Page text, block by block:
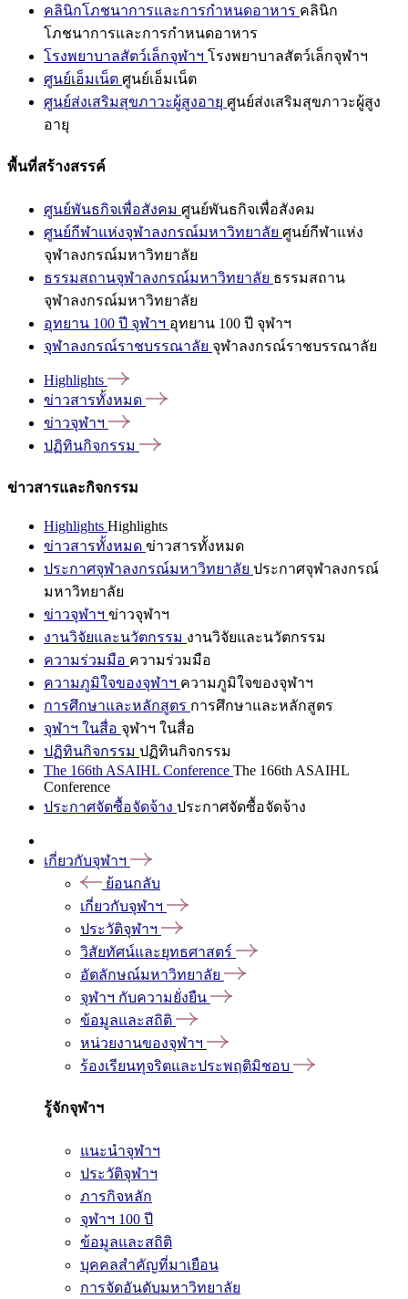
คลินิกโภชนาการและการกำหนดอาหาร คลินิก
โภชนาการและการกำหนดอาหาร
โรงพยาบาลสัตว์เล็กจุฬาฯ โรงพยาบาลสัตว์เล็กจุฬาฯ
ศูนย์เอ็มเน็ต ศูนย์เอ็มเน็ต
ศูนย์ส่งเสริมสุขภาวะผู้สูงอายุ ศูนย์ส่งเสริมสุขภาวะผู้สูง
อายุ
พื้นที่สร้างสรรค์
ศูนย์พันธกิจเพื่อสังคม ศูนย์พันธกิจเพื่อสังคม
ศูนย์กีฬาแห่งจุฬาลงกรณ์มหาวิทยาลัย ศูนย์กีฬาแห่ง
จุฬาลงกรณ์มหาวิทยาลัย
ธรรมสถานจุฬาลงกรณ์มหาวิทยาลัย ธรรมสถาน
จุฬาลงกรณ์มหาวิทยาลัย
อุทยาน 100 ปี จุฬาฯ อุทยาน 100 ปี จุฬาฯ
จุฬาลงกรณ์ราชบรรณาลัย จุฬาลงกรณ์ราชบรรณาลัย
Highlights
ข่าวสารทั้งหมด
ข่าวจุฬาฯ
ปฏิทินกิจกรรม
ข่าวสารและกิจกรรม
Highlights Highlights
ข่าวสารทั้งหมด ข่าวสารทั้งหมด
ประกาศจุฬาลงกรณ์มหาวิทยาลัย ประกาศจุฬาลงกรณ์
มหาวิทยาลัย
ข่าวจุฬาฯ ข่าวจุฬาฯ
งานวิจัยและนวัตกรรม งานวิจัยและนวัตกรรม
ความร่วมมือ ความร่วมมือ
ความภูมิใจของจุฬาฯ ความภูมิใจของจุฬาฯ
การศึกษาและหลักสูตร การศึกษาและหลักสูตร
จุฬาฯ ในสื่อ จุฬาฯ ในสื่อ
ปฏิทินกิจกรรม ปฏิทินกิจกรรม
The 166th ASAIHL Conference The 166th ASAIHL
Conference
ประกาศจัดซื้อจัดจ้าง ประกาศจัดซื้อจัดจ้าง
เกี่ยวกับจุฬาฯ
ย้อนกลับ
เกี่ยวกับจุฬาฯ
ประวัติจุฬาฯ
วิสัยทัศน์และยุทธศาสตร์
อัตลักษณ์มหาวิทยาลัย
จุฬาฯ กับความยั่งยืน
ข้อมูลและสถิติ
หน่วยงานของจุฬาฯ
ร้องเรียนทุจริตและประพฤติมิชอบ
รู้จักจุฬาฯ
แนะนำจุฬาฯ
ประวัติจุฬาฯ
ภารกิจหลัก
จุฬาฯ 100 ปี
ข้อมูลและสถิติ
บุคคลสำคัญที่มาเยือน
การจัดอันดับมหาวิทยาลัย